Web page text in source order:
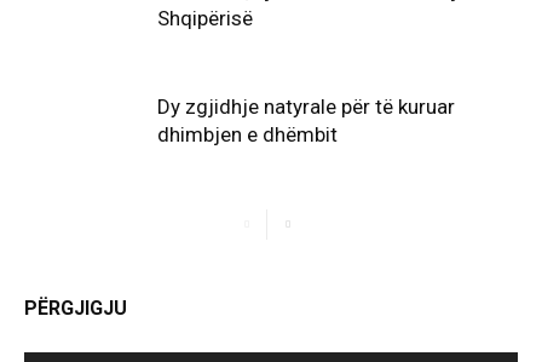
Shqipërisë
Dy zgjidhje natyrale për të kuruar
dhimbjen e dhëmbit
PËRGJIGJU